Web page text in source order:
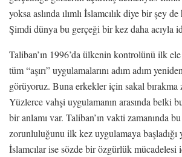
yoksa aslında ılımlı İslamcılık diye bir şey
Şimdi dünya bu gerçeği bir kez daha acıyla
Taliban’ın 1996’da ülkenin kontrolünü ilk
tüm “aşırı” uygulamalarını adım adım
görüyoruz. Buna erkekler için sakal
Yüzlerce vahşi uygulamanın arasında belki
bir anlamı var. Taliban’ın vakti zamanında
zorunluluğunu ilk kez uygulamaya başladığı
İslamcılar ise sözde bir özgürlük mücadelesi